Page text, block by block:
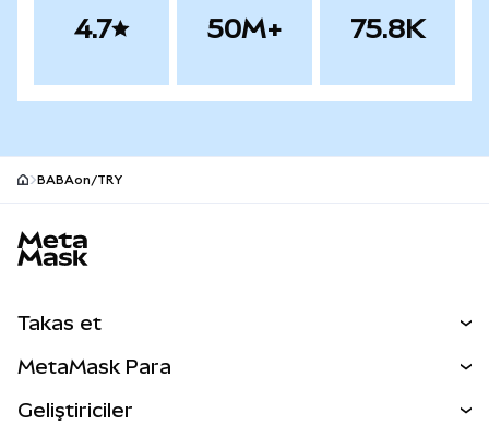
4.7 50M+ 75.8K
BABAon/TRY
Takas et
Perps
MetaMask Para
Geliştiriciler